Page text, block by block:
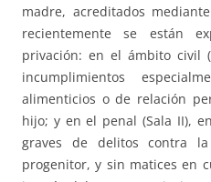
madre, acreditados
recientemente se están
privación: en el ámbito civil
incumplimientos
alimenticios o de relación
hijo; y en el penal (Sala II),
graves de delitos contra
progenitor, y sin matices en